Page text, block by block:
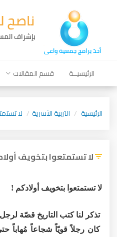
الرئيسيــة قسم المقالات
الرئيسية التربية الأسرية لا
لا تستمتعوا بتخويف
لا تستمتعوا بتخويف أولادكم !
تذكر لنا كتب التاريخ قصّة
كان رجلاً قويّاً شجاعاً مُهاباً